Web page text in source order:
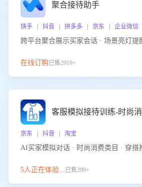
聚合接待助手
快手 | 抖音 | 拼多多 | 京东 | 企业微信
跨平台聚合展示买家会话 · 场景亮灯提
在线订购已售2919+
客服模拟接待训练-时尚
京东 | 抖音 | 淘宝
AI买家模拟对话 · 时尚消费类目 · 穿搭
5人正在体验...已售299+